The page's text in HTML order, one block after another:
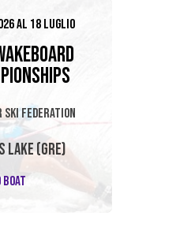
AL 18 LUGLIO
FEDERATION
LAKE (GRE)
BOAT